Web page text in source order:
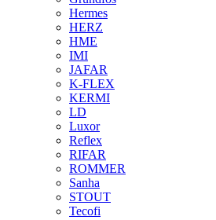
Hermes
HERZ
HME
IMI
JAFAR
K-FLEX
KERMI
LD
Luxor
Reflex
RIFAR
ROMMER
Sanha
STOUT
Tecofi